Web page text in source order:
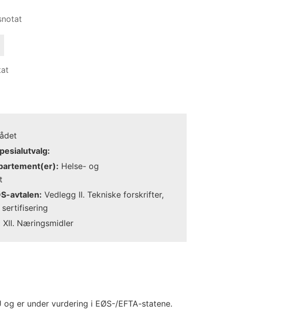
Helse- og
avtalen: Vedlegg II. Tekniske forskrifter,
XII. Næringsmidler
er under vurdering i EØS-/EFTA-statene.